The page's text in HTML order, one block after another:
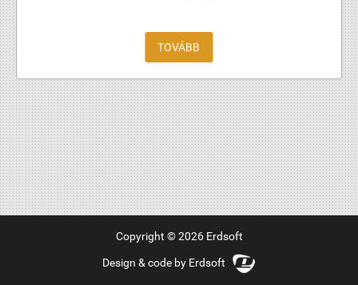
TOVÁBB
Copyright © 2026 Erdsoft
Design & code by Erdsoft